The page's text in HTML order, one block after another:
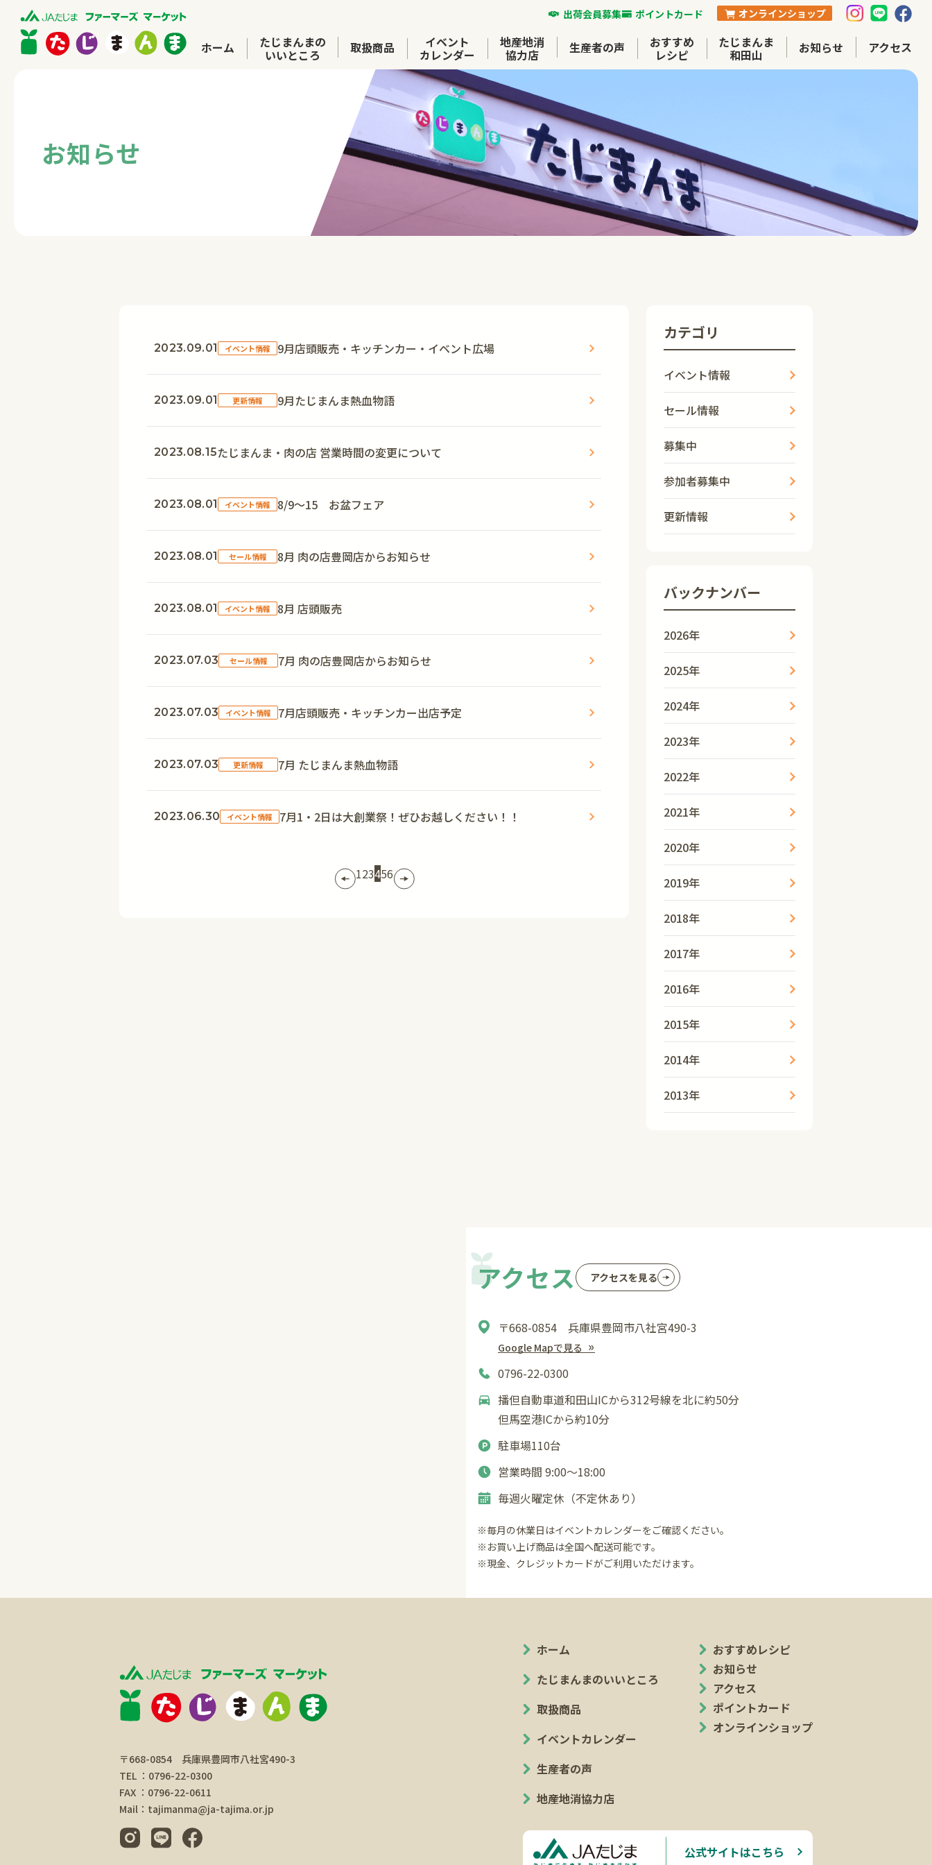
出荷会員募集 ポイントカード オンラインショップ
ホーム
たじまんまの
いいところ
取扱商品
イベント
カレンダー
地産地消
協力店
生産者の声
おすすめ
レシピ
たじまんま
和田山
お知らせ アクセス
お知らせ
2023.09.01 イベント情報 9月店頭販売・キッチンカー・イベント広場
2023.09.01 更新情報 9月たじまんま熱血物語
2023.08.15たじまんま・肉の店 営業時間の変更について
2023.08.01 イベント情報 8/9～15 お盆フェア
2023.08.01 セール情報 8月 肉の店豊岡店からお知らせ
2023.08.01 イベント情報 8月 店頭販売
2023.07.03 セール情報 7月 肉の店豊岡店からお知らせ
2023.07.03 イベント情報 7月店頭販売・キッチンカー出店予定
2023.07.03 更新情報 7月 たじまんま熱血物語
2023.06.30 イベント情報 7月1・2日は大創業祭！ぜひお越しください！！
123456
カテゴリ
イベント情報
セール情報
募集中
参加者募集中
更新情報
バックナンバー
2026年
2025年
2024年
2023年
2022年
2021年
2020年
2019年
2018年
2017年
2016年
2015年
2014年
2013年
アクセス アクセスを見る
〒668-0854 兵庫県豊岡市八社宮490-3
Google Mapで見る
0796-22-0300
播但自動車道和田山ICから312号線を北に約50分
但馬空港ICから約10分
駐車場110台
営業時間 9:00〜18:00
毎週火曜定休（不定休あり）
※毎月の休業日はイベントカレンダーをご確認ください。
※お買い上げ商品は全国へ配送可能です。
※現金、クレジットカードがご利用いただけます。
〒668-0854 兵庫県豊岡市八社宮490-3
TEL ：0796-22-0300
FAX ：0796-22-0611
Mail：tajimanma@ja-tajima.or.jp
ホーム
たじまんまのいいところ
取扱商品
イベントカレンダー
生産者の声
地産地消協力店
おすすめレシピ
お知らせ
アクセス
ポイントカード
オンラインショップ
公式サイトはこちら